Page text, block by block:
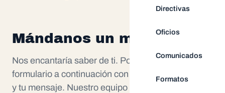
Directivas
Oficios
Comunicados
Formatos
Mándanos un mensaje
Nos encantaría saber de ti. Por favor, completa el
formulario a continuación con tus datos personales
y tu mensaje. Nuestro equipo se pondrá en